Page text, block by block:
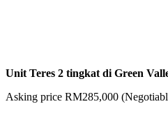
Unit Teres 2 tingkat di Green
Asking price RM285,000